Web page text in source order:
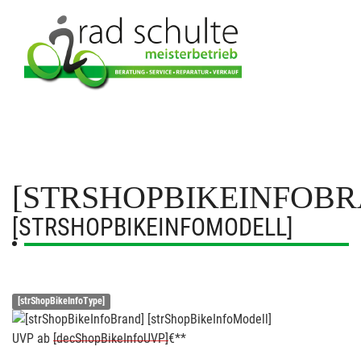
[STRSHOPBIKEINFOMODELL]
[strShopBikeInfoType]
UVP ab [decShopBikeInfoUVP]€**